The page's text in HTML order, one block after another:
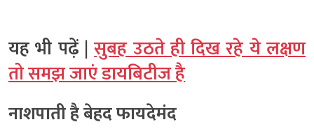
यह भी पढ़ें |सुबह उठते ही दिख रहे ये लक्षण
तो समझ जाएं डायबिटीज है
नाशपाती है बेहद फायदेमंद